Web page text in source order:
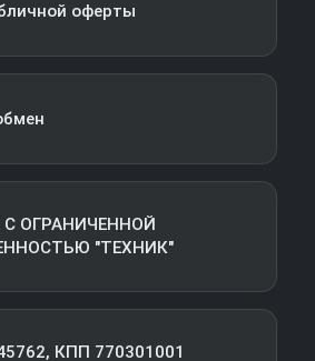
оферты
ОГРАНИЧЕННОЙ
"ТЕХНИК"
КПП 770301001